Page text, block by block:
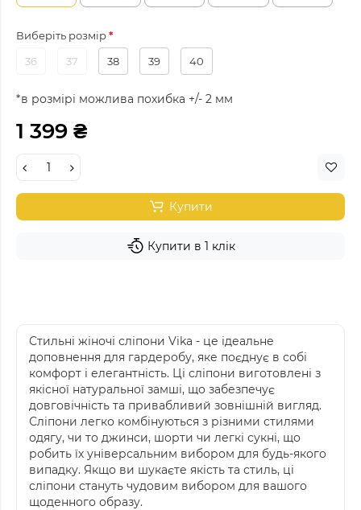
Виберіть розмір
36
37 38 39 40
*в розмірі можлива похибка +/- 2 мм
1 399 ₴
Купити
Купити в 1 клік
Стильні жіночі сліпони Vika - це ідеальне
доповнення для гардеробу, яке поєднує в собі
комфорт і елегантність. Ці сліпони виготовлені з
якісної натуральної замші, що забезпечує
довговічність та привабливий зовнішній вигляд.
Сліпони легко комбінуються з різними стилями
одягу, чи то джинси, шорти чи легкі сукні, що
робить їх універсальним вибором для будь-якого
випадку. Якщо ви шукаєте якість та стиль, ці
сліпони стануть чудовим вибором для вашого
щоденного образу.